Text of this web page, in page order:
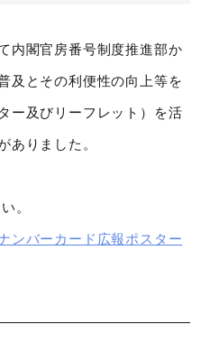
内閣官房番号制度推進部か
及とその利便性の向上等を
ー及びリーフレット）を活
ありました。
。
ンバーカード広報ポスター